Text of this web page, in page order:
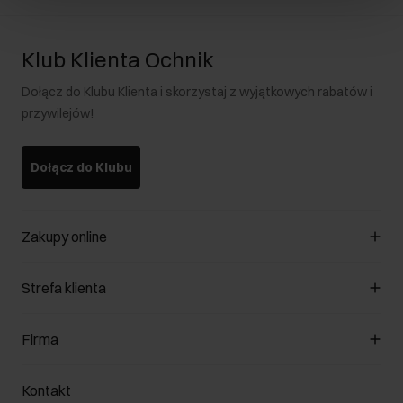
Klub Klienta Ochnik
Dołącz do Klubu Klienta i skorzystaj z wyjątkowych rabatów i
przywilejów!
Dołącz do Klubu
Zakupy online
Zarządzaj cookies
Formy płatności
Jak dokonać zwrotu?
Strefa klienta
Klub Klienta
Zwróć produkty
Firma
O nas
Kontakt